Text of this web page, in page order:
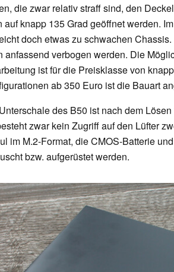
die zwar relativ straff sind, den
auf knapp 135 Grad geöffnet werden.
doch etwas zu schwachen
anfassend verbogen werden. Die
ist für die Preisklasse von
ab 350 Euro ist die Bauart
des B50 ist nach dem
zwar kein Zugriff auf den Lüfter
im M.2-Format, die CMOS-Batterie
bzw. aufgerüstet werden.